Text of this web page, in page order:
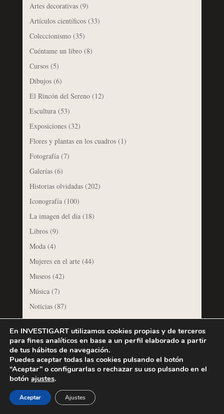
Artes decorativas(9)
Artículos científicos(33)
Coleccionismo(35)
Cuéntame un libro(8)
Cursos(5)
Dibujos(6)
El Rincón del Sereno(12)
Escultura(53)
Exposiciones(32)
Flores y plantas en los cuadros(1)
Fotografía(7)
Galerías(6)
Historias olvidadas(202)
Iconografía(100)
La imagen del día(18)
Libros(9)
Moda(4)
Mujeres en el arte(44)
Museos(42)
Música(7)
Noticias(87)
Opinión(36)
Patrimonio perdido(53)
Piezas con historia(141)
Pintura(184)
Restauración del Patrimonio
Retratos de mujer(23)
En INVESTIGART utilizamos cookies propias y de terceros
para fines analíticos en base a un perfil elaborado a partir
de tus hábitos de navegación.
Puedes aceptar todas las cookies pulsando el botón
“Aceptar” o configurarlas o rechazar su uso pulsando en el
botón ajustes.
Aceptar Ajustes